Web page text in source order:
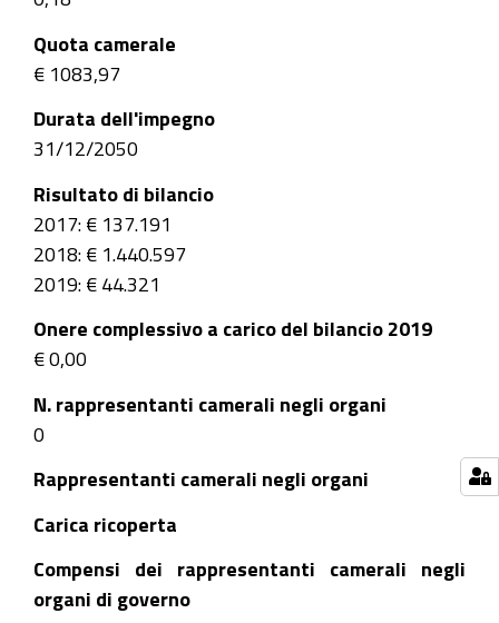
Quota camerale
€ 1083,97
Durata dell'impegno
31/12/2050
Risultato di bilancio
2017: € 137.191
2018: € 1.440.597
2019: € 44.321
Onere complessivo a carico del bilancio 2019
€ 0,00
N. rappresentanti camerali negli organi
0
Rappresentanti camerali negli organi
Carica ricoperta
Compensi dei rappresentanti camerali negli
organi di governo